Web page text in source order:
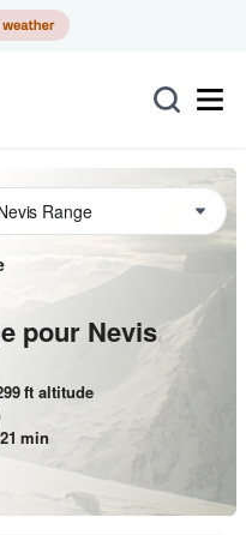
pour Nevis
ft altitude
21 min